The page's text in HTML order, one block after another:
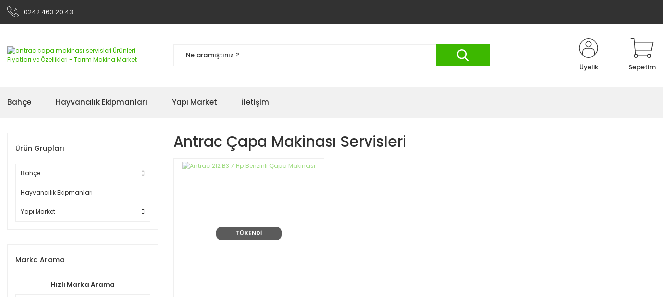
0242 463 20 43
Üyelik Sepetim
Bahçe Hayvancılık Ekipmanları Yapı Market İletişim
Ürün Grupları
Bahçe
Hayvancılık Ekipmanları
Yapı Market
Marka Arama
Hızlı Marka Arama
Antrac Çapa Makinası Servisleri
TÜKENDİ